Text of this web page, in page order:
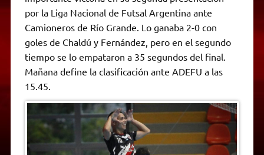
A
p
p
r
a
m
r
o
k
g
e
n
k
r
i
n
d
l
y
por la Liga Nacional de Futsal Argentina ante
Camioneros de Río Grande. Lo ganaba 2-0 con
goles de Chaldú y Fernández, pero en el segundo
tiempo se lo empataron a 35 segundos del final.
Mañana define la clasificación ante ADEFU a las
15.45.